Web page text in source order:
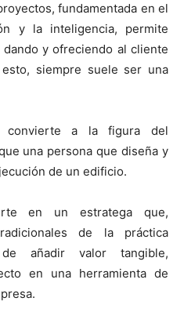
fundamentada en el
y la inteligencia, permite
y ofreciendo al cliente
siempre suele ser una
convierte a la figura del
una persona que diseña y
de un edificio.
en un estratega que,
de la práctica
añadir valor tangible,
en una herramienta de